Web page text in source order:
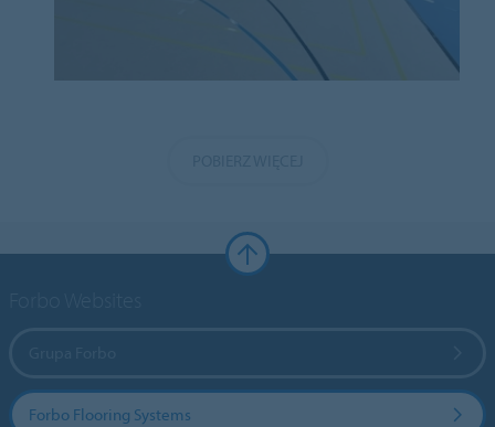
Forbo Flooring Systems